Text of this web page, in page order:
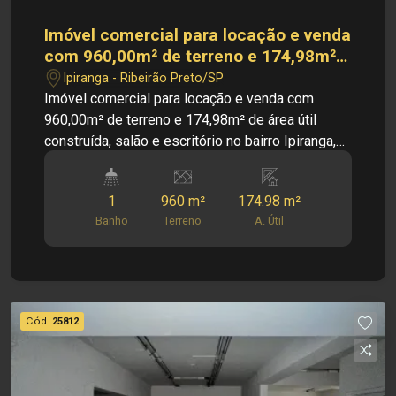
Imóvel comercial para locação e venda
com 960,00m² de terreno e 174,98m²
de área útil construída, salão e
escritório no bairro Ipiranga, Em
Ribeirão Preto/SP.
Ipiranga - Ribeirão Preto/SP
Imóvel comercial para locação e venda com
960,00m² de terreno e 174,98m² de área útil
construída, salão e escritório no bairro Ipiranga,
locação e venda com 960,00m² de terreno e
174,98m² de área útil construída, ideal para
empresas que buscam amplo espaço e estrutura
para diversas atividades comerciais ou
funcional para atendimento e área administrativa.
O terreno espaçoso proporciona excelente
aproveitamento para pátio, estacionamento,
logística, armazenamento ou expansão das
1
Banho
960 m²
Terreno
174.98 m²
A. Útil
Cód. 25812